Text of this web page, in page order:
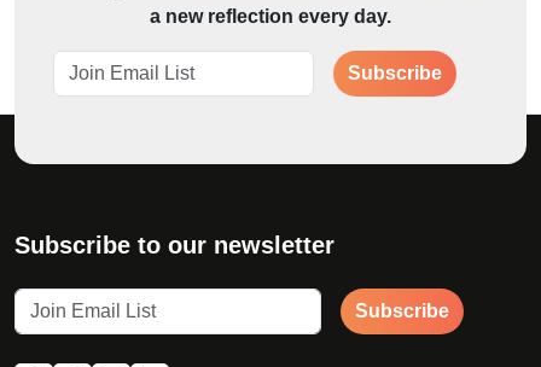
a new reflection every day.
Subscribe
Subscribe to our newsletter
Subscribe